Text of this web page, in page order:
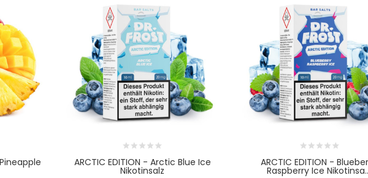
ARCTIC EDITION - Arctic Blue Ice
Nikotinsalz
ARCTIC EDITION -
Raspberry Ice